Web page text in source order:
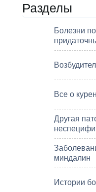
Разделы
Болезни
Все о
Другая
миндалин
Истории